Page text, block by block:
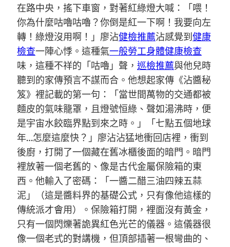
在路中央，搖下車窗，對著紅綠燈大喊：「喂！
你為什麼咕嚕咕嚕？你倒是紅一下啊！我要向左
轉！綠燈沒用啊！」廖沾健檢推薦沾感覺到 健康
檢查一陣心悸。這種氣一般勞工身體健康檢查
味，這種不祥的「咕嚕」聲， 巡檢推薦與他兒時
聽到的家傳預言不謀而合。他想起家傳《沾醬秘
笈》裡記載的第一句：「當世間萬物的交通都被
麵皮的氣味籠罩，且燈號恒綠、聲如湯沸時，便
是宇宙水餃臨界點到來之時。」「七點五個地球
年…怎麼這麼快？」廖沾沾猛地衝回店裡，衝到
後廚，打開了一個藏在舊冰櫃後面的暗門。暗門
裡放著一個老舊的、像是古代金屬保險箱的東
西。他輸入了密碼：「一醬二醋三油四辣五蒜
泥」（這是醬料界的基礎公式，只有像他這樣的
傳統派才會用）。保險箱打開，裡面沒有黃金，
只有一個閃爍著詭異紅色光芒的儀器。這儀器很
像一個老式的對講機，但頂部插著一根彎曲的、